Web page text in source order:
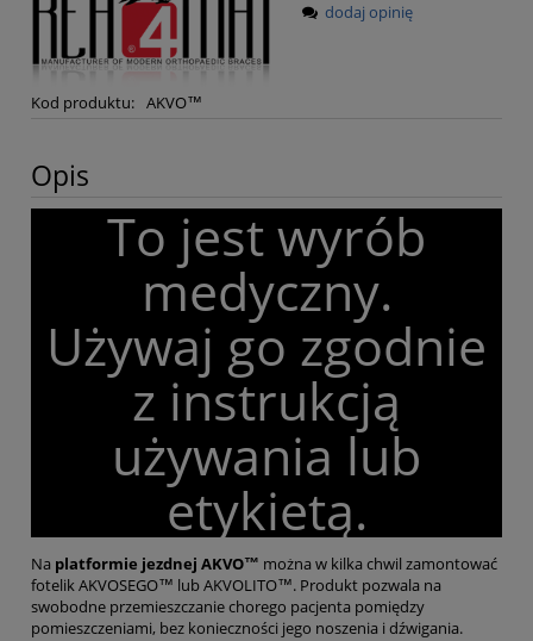
Kod produktu: AKVO™
dodaj opinię
Opis
To jest wyrób
medyczny.
Używaj go zgodnie
z instrukcją
używania lub
etykietą.
Na platformie jezdnej AKVO™ można w kilka chwil zamontować
fotelik AKVOSEGO™ lub AKVOLITO™. Produkt pozwala na
swobodne przemieszczanie chorego pacjenta pomiędzy
pomieszczeniami, bez konieczności jego noszenia i dźwigania.